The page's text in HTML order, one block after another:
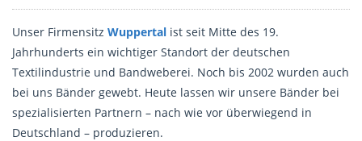
Unser Firmensitz Wuppertal ist seit Mitte des 19.
Jahrhunderts ein wichtiger Standort der deutschen
Textilindustrie und Bandweberei. Noch bis 2002 wurden auch
bei uns Bänder gewebt. Heute lassen wir unsere Bänder bei
spezialisierten Partnern – nach wie vor überwiegend in
Deutschland – produzieren.